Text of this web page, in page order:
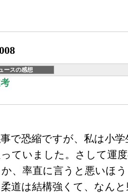
ースの感想
で恐縮ですが、私は小学
ていました。さして運
、率直に言うと悪いほ
道は結構強くて、なん